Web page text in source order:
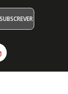
SUBSCREVER